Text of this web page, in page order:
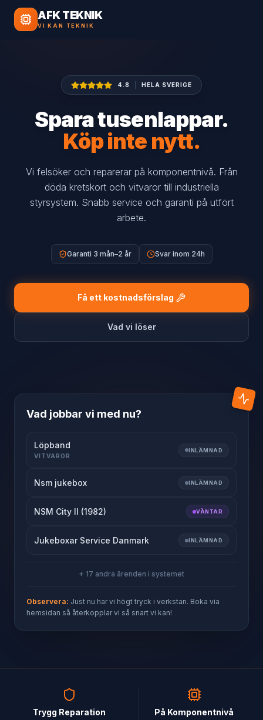
AFK TEKNIK
VI KAN TEKNIK
4.8 HELA SVERIGE
Spara tusenlappar.
Köp inte nytt.
Vi felsöker och reparerar på komponentnivå. Från
döda kretskort och vitvaror till industriella
styrsystem. Snabb service och garanti på utfört
arbete.
Garanti 3 mån–2 år Svar inom 24h
Få ett kostnadsförslag
Vad vi löser
Vad jobbar vi med nu?
Löpband
VITVAROR
INLÄMNAD
Nsm jukebox INLÄMNAD
NSM City II (1982) VÄNTAR
Jukeboxar Service Danmark INLÄMNAD
+ 17 andra ärenden i systemet
Observera: Just nu har vi högt tryck i verkstan. Boka via
hemsidan så återkopplar vi så snart vi kan!
Trygg Reparation På Komponentnivå